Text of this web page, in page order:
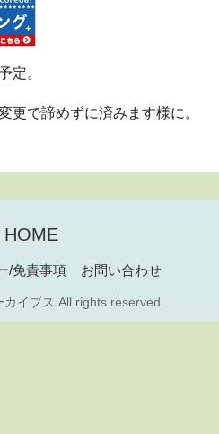
定。
更で諦めずに済みます様に。
/免責事項 お問い合わせ
イブス All rights reserved.